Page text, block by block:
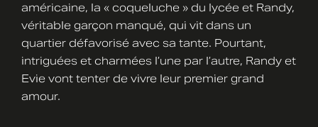
américaine, la « coqueluche » du lycée et Randy,
véritable garçon manqué, qui vit dans un
quartier défavorisé avec sa tante. Pourtant,
intriguées et charmées l’une par l’autre, Randy et
Evie vont tenter de vivre leur premier grand
amour.